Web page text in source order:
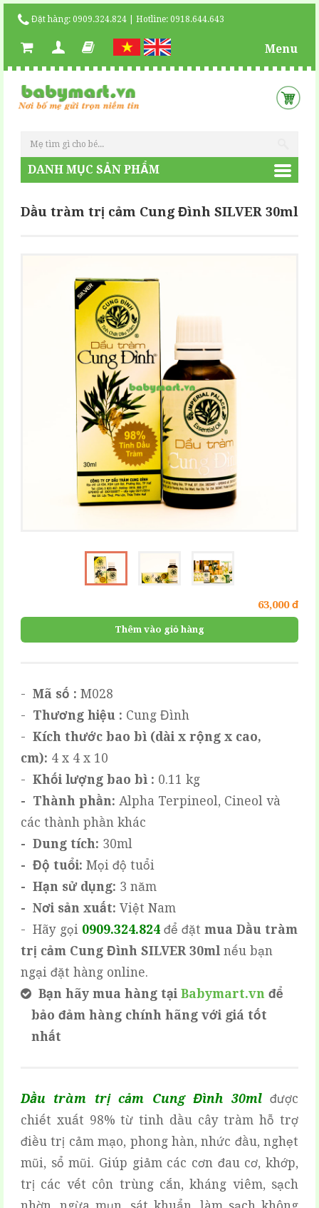
Đặt hàng: 0909.324.824 | Hotline: 0918.644.643
Menu
DANH MỤC SẢN PHẨM
Dầu tràm trị cảm Cung Đình SILVER 30ml
63,000 đ
Thêm vào giỏ hàng
- Mã số : M028
- Thương hiệu : Cung Đình
- Kích thước bao bì (dài x rộng x cao,
cm): 4 x 4 x 10
- Khối lượng bao bì : 0.11 kg
- Thành phần: Alpha Terpineol, Cineol và
các thành phần khác
- Dung tích: 30ml
- Độ tuổi: Mọi độ tuổi
- Hạn sử dụng: 3 năm
- Nơi sản xuất: Việt Nam
- Hãy gọi 0909.324.824 để đặt mua Dầu tràm
trị cảm Cung Đình SILVER 30ml nếu bạn
ngại đặt hàng online.
Bạn hãy mua hàng tại Babymart.vn để
bảo đảm hàng chính hãng với giá tốt
nhất
Dầu tràm trị cảm Cung Đình 30mlđược
chiết xuất 98% từ tinh dầu cây tràm hỗ trợ
điều trị cảm mạo, phong hàn, nhức đầu, nghẹt
mũi, sổ mũi. Giúp giảm các cơn đau cơ, khớp,
trị các vết côn trùng cắn, kháng viêm, sạch